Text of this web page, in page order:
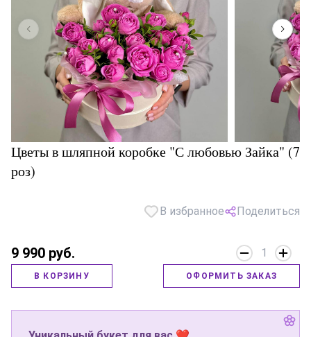
Цветы в шляпной коробке "С любовью Зайка" (7
роз)
В избранное Поделиться
9 990 руб. 1
В КОРЗИНУ ОФОРМИТЬ ЗАКАЗ